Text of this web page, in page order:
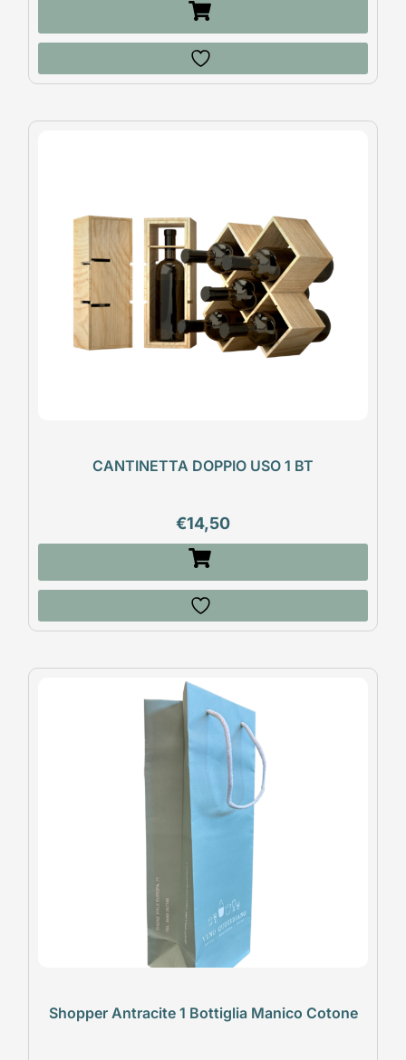
CANTINETTA DOPPIO USO 1 BT
€14,50
Shopper Antracite 1 Bottiglia Manico Cotone